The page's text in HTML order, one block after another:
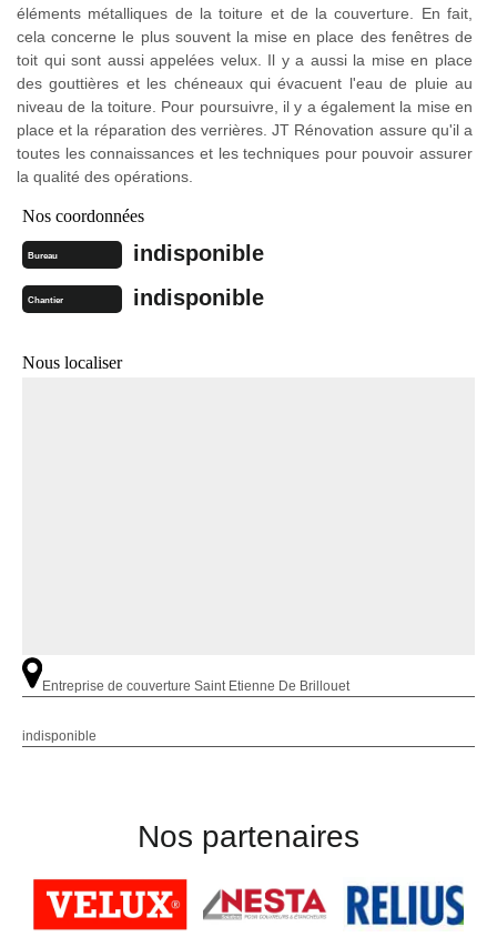
éléments métalliques de la toiture et de la couverture. En fait,
cela concerne le plus souvent la mise en place des fenêtres de
toit qui sont aussi appelées velux. Il y a aussi la mise en place
des gouttières et les chéneaux qui évacuent l'eau de pluie au
niveau de la toiture. Pour poursuivre, il y a également la mise en
place et la réparation des verrières. JT Rénovation assure qu'il a
toutes les connaissances et les techniques pour pouvoir assurer
la qualité des opérations.
Nos coordonnées
Bureau indisponible
Chantier indisponible
Nous localiser
Entreprise de couverture Saint Etienne De Brillouet
indisponible
Nos partenaires